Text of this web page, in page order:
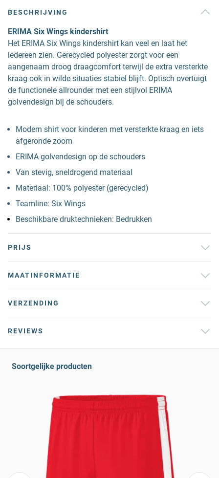
BESCHRIJVING
ERIMA Six Wings kindershirt
Het ERIMA Six Wings kindershirt kan veel en laat het
iedereen zien. Gerecycled polyester zorgt voor een
aangenaam droog draagcomfort terwijl de extra versterkte
kraag ook in wilde situaties stabiel blijft. Optisch overtuigt
de functionele allrounder met een stijlvol ERIMA
golvendesign bij de schouders.
Modern shirt voor kinderen met versterkte kraag en iets
afgeronde zoom
ERIMA golvendesign op de schouders
Van stevig, sneldrogend materiaal
Materiaal: 100% polyester (gerecycled)
Teamline: Six Wings
Beschikbare druktechnieken: Bedrukken
PRIJS
MAATINFORMATIE
VERZENDING
REVIEWS
Soortgelijke producten